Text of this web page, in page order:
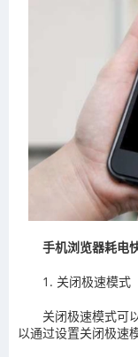
手机浏览器耗电
1. 关闭‌极速模式
关闭极速模式‌可
以通过设置关闭极速